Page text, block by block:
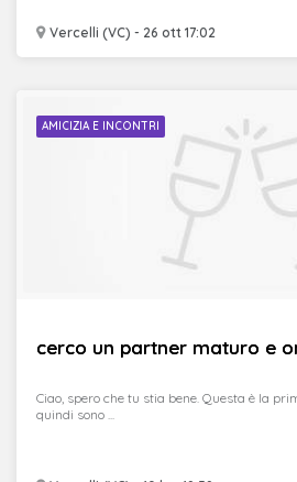
Vercelli (VC) - 26 ott 17:02
AMICIZIA E INCONTRI
cerco un partner maturo e
Ciao, spero che tu stia bene. Questa è la
quindi sono ...